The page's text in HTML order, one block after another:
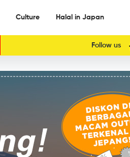
Culture Halal in Japan
Follow us